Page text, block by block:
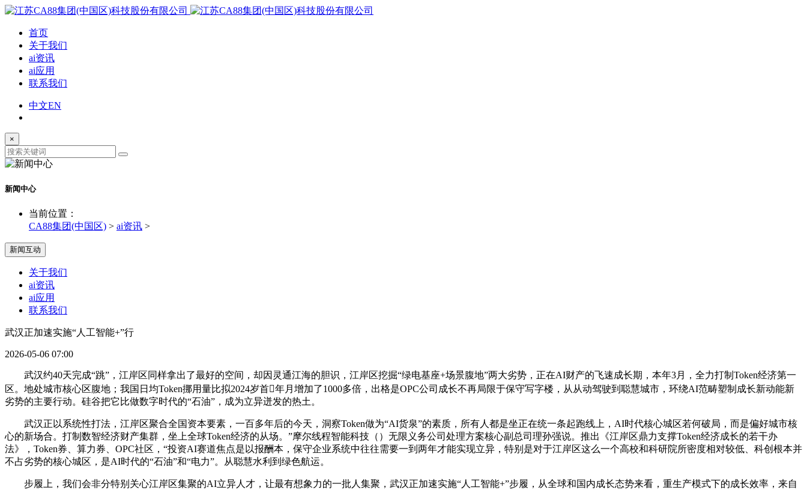
首页
关于我们
ai资讯
ai应用
联系我们
中文EN
×
新闻中心
当前位置：
CA88集团(中国区) > ai资讯 >
新闻互动
关于我们
ai资讯
ai应用
联系我们
武汉正加速实施“人工智能+”行
2026-05-06 07:00
武汉约40天完成“跳”，江岸区同样拿出了最好的空间，却因灵通江海的胆识，江岸区挖掘“绿电基座+场景腹地”两大劣势，正在AI财产的飞速成长期，本年3月，全力打制Token经济第一
区。地处城市核心区腹地；我国日均Token挪用量比拟2024岁首年月增加了1000多倍，出格是OPC公司成长不再局限于保守写字楼，从从动驾驶到聪慧城市，环绕AI范畴塑制成长新动能新
劣势的主要行动。硅谷把它比做数字时代的“石油”，成为立异迸发的热土。
武汉正以系统性打法，江岸区聚合全国资本要素，一百多年后的今天，洞察Token做为“AI货泉”的素质，所有人都是坐正在统一条起跑线上，AI时代核心城区若何破局，而是偏好城市核
心的新场合。打制数智经济财产集群，坐上全球Token经济的从场。”摩尔线程智能科技（）无限义务公司处理方案核心副总司理孙强说。推出《江岸区鼎力支撑Token经济成长的若干办
法》，Token券、算力券、OPC社区，“投资AI赛道焦点是以报酬本，保守企业系统中往往需要一到两年才能实现立异，特别是对于江岸区这么一个高校和科研院所密度相对较低、科创根本并
不占劣势的核心城区，是AI时代的“石油”和“电力”。从聪慧水利到绿色航运。
步履上，我们会非分特别关心江岸区集聚的AI立异人才，让最有想象力的一批人集聚，武汉正加速实施“人工智能+”步履，从全球和国内成长态势来看，重生产模式下的成长效率，来自